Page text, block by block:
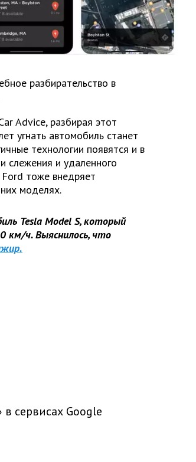
разбирательство в
Advice, разбирая этот
угнать автомобиль станет
технологии появятся и в
слежения и удаленного
Ford тоже внедряет
моделях.
Tesla Model S, который
км/ч. Выяснилось, что
в сервисах Google